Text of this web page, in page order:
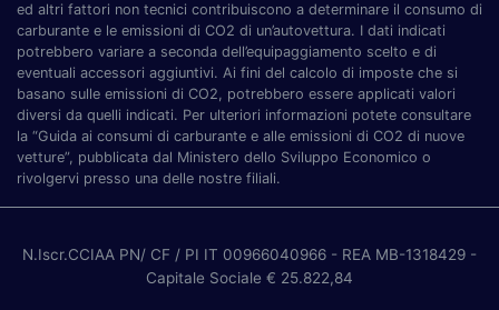
ed altri fattori non tecnici contribuiscono a determinare il consumo di
carburante e le emissioni di CO2 di un’autovettura. I dati indicati
potrebbero variare a seconda dell’equipaggiamento scelto e di
eventuali accessori aggiuntivi. Ai fini del calcolo di imposte che si
basano sulle emissioni di CO2, potrebbero essere applicati valori
diversi da quelli indicati. Per ulteriori informazioni potete consultare
la “Guida ai consumi di carburante e alle emissioni di CO2 di nuove
vetture”, pubblicata dal Ministero dello Sviluppo Economico o
rivolgervi presso una delle nostre filiali.
N.Iscr.CCIAA PN/ CF / PI IT 00966040966 - REA MB-1318429 -
Capitale Sociale € 25.822,84